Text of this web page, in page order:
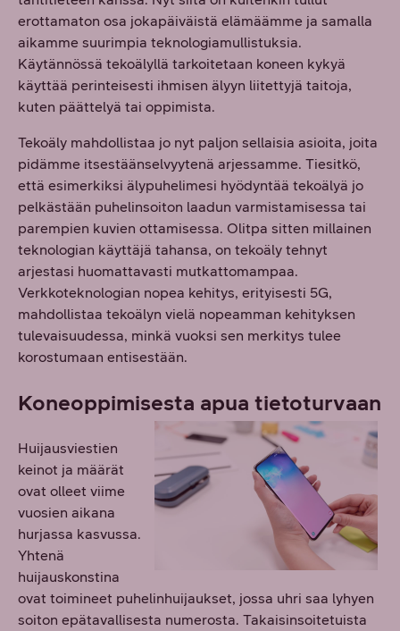
erottamaton osa jokapäiväistä elämäämme ja samalla
aikamme suurimpia teknologiamullistuksia.
Käytännössä tekoälyllä tarkoitetaan koneen kykyä
käyttää perinteisesti ihmisen älyyn liitettyjä taitoja,
kuten päättelyä tai oppimista.
Tekoäly mahdollistaa jo nyt paljon sellaisia asioita, joita
pidämme itsestäänselvyytenä arjessamme. Tiesitkö,
että esimerkiksi älypuhelimesi hyödyntää tekoälyä jo
pelkästään puhelinsoiton laadun varmistamisessa tai
parempien kuvien ottamisessa. Olitpa sitten millainen
teknologian käyttäjä tahansa, on tekoäly tehnyt
arjestasi huomattavasti mutkattomampaa.
Verkkoteknologian nopea kehitys, erityisesti 5G,
mahdollistaa tekoälyn vielä nopeamman kehityksen
tulevaisuudessa, minkä vuoksi sen merkitys tulee
korostumaan entisestään.
Koneoppimisesta apua tietoturvaan
Huijausviestien
keinot ja määrät
ovat olleet viime
vuosien aikana
hurjassa kasvussa.
Yhtenä
huijauskonstina
ovat toimineet puhelinhuijaukset, jossa uhri saa lyhyen
soiton epätavallisesta numerosta. Takaisinsoitetuista